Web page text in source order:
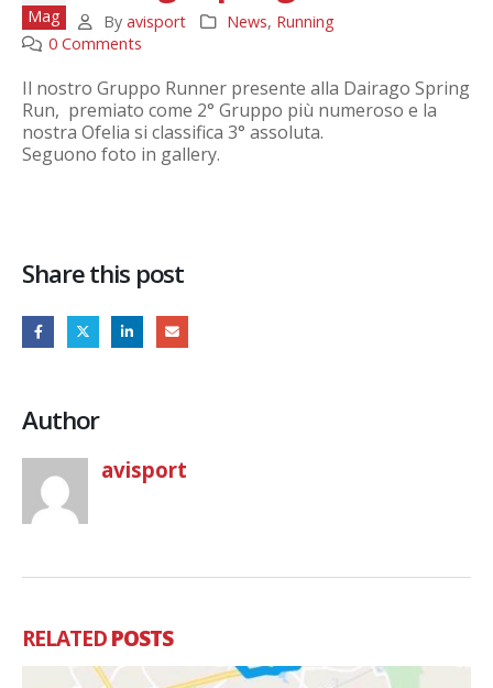
Mag By avisport News, Running
0 Comments
Il nostro Gruppo Runner presente alla Dairago Spring
Run, premiato come 2° Gruppo più numeroso e la
nostra Ofelia si classifica 3° assoluta.
Seguono foto in gallery.
Share this post
Author
avisport
RELATEDPOSTS